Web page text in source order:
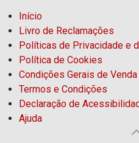
Início
Livro de Reclamações
Políticas de Privacidade e
Política de Cookies
Condições Gerais de Venda
Termos e Condições
Declaração de
Ajuda